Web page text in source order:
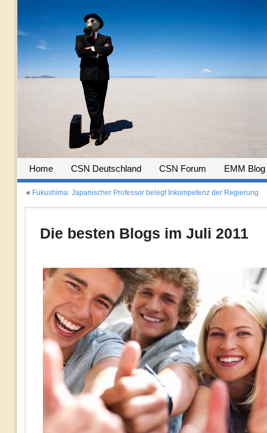
Home CSN Deutschland CSN Forum EMM Blog
« Fukushima: Japanischer Professor belegt Inkompetenz der Regierung
Die besten Blogs im Juli 2011